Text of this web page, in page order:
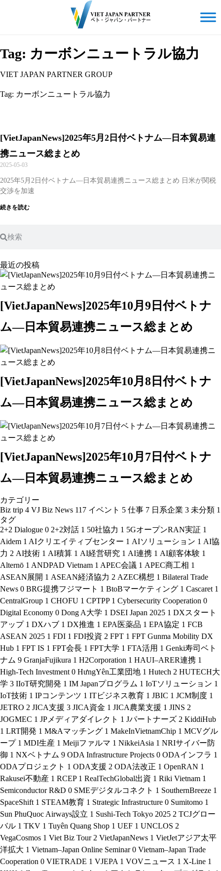
Tag: カーボンニュートラル協力
VIET JAPAN PARTNER GROUP
Tag: カーボンニュートラル協力
[VietJapanNews]2025年5月2日付ベトナム―日本貿易連
携ニュース総まとめ
2025-05-03
2025年5月2日付ベトナム―日本貿易連携ニュース総まとめ 日米が関税
交渉を加速
続きを読む
最近の投稿
[VietJapanNews]2025年10月9日付ベトナ
ム―日本貿易連携ニュース総まとめ
[VietJapanNews]2025年10月8日付ベトナ
ム―日本貿易連携ニュース総まとめ
[VietJapanNews]2025年10月7日付ベトナ
ム―日本貿易連携ニュース総まとめ
カテゴリー
Biz trip 4 VJ Biz News 117 イベント 5 仕事 7 日系企業 3 未分類 1
タグ
2+2 Dialogue 0 2+2対話 1 50社協力 1 5GオープンRAN実証 1
Aidem 1 AIクリエイティブセンター 1 AIソリューション 1 AI協
力 2 AI技術 1 AI積算 1 AI経営研究 1 AI連携 1 AI顧客体験 1
Alternō 1 ANDPAD Vietnam 1 APEC会議 1 APEC商工相 1
ASEAN展開 1 ASEAN経済協力 2 AZEC構想 1 Bilateral Trade
News 0 BRG提携フジマート 1 BtoBマーケティング 1 Cascaret 1
CentralGroup 1 CHOFU 1 CPTPP 1 Cybersecurity Cooperation 0
Digital Economy 0 Dong A大学 1 DSEI Japan 2025 1 DXスタート
アップ 1 DXハブ 1 DX推進 1 EPA医薬品 1 EPA協定 1 FCB
ASEAN 2025 1 FDI 1 FDI投資 2 FPT 1 FPT Gunma Mobility DX
Hub 1 FPT IS 1 FPT会長 1 FPT大学 1 FTA活用 1 Genki寿司ベト
ナム 9 GranjaFujikura 1 H2Corporation 1 HAUI–ARER連携 1
High-Tech Investment 0 HưngYên工業団地 1 Hutech 2 HUTECH大
学 3 IIoT研究開発 1 IM Japanプログラム 1 IoTソリューション 1
IoT技術 1 IPコンテンツ 1 ITビジネス教育 1 JBIC 1 JCM制度 1
JETRO 2 JICA支援 3 JICA資金 1 JICA農業支援 1 JINS 2
JOGMEC 1 JPメディアダイレクト 1 Jパートナーズ 2 KiddiHub
1 LRT開発 1 M&Aマッチング 1 MakeInVietnamChip 1 MCVグル
ープ 1 MDI生産 1 Meijiファルマ 1 NikkeiAsia 1 NRIサイバー防
御 1 NXベトナム 9 ODA Infrastructure Projects 0 ODAインフラ 1
ODAプロジェクト 1 ODA支援 2 ODA法改正 1 OpenRAN 1
Rakusei不動産 1 RCEP 1 RealTechGlobal出資 1 Riki Vietnam 1
Semiconductor R&D 0 SMEデジタルコネクト 1 SouthernBreeze 1
SpaceShift 1 STEAM教育 1 Strategic Infrastructure 0 Sumitomo 1
Sun PhuQuoc Airways設立 1 Sushi-Tech Tokyo 2025 2 TCJグロー
バル 1 TKV 1 Tuyên Quang Shop 1 UEF 1 UNCLOS 2
VegaCosmos 1 Viet Biz Tour 2 VietJapanNews 1 VietJetアジア太平
洋拡大 1 Vietnam–Japan Online Seminar 0 Vietnam–Japan Trade
Cooperation 0 VIETRADE 1 VJEPA 1 VOVニュース 1 X-Line 1